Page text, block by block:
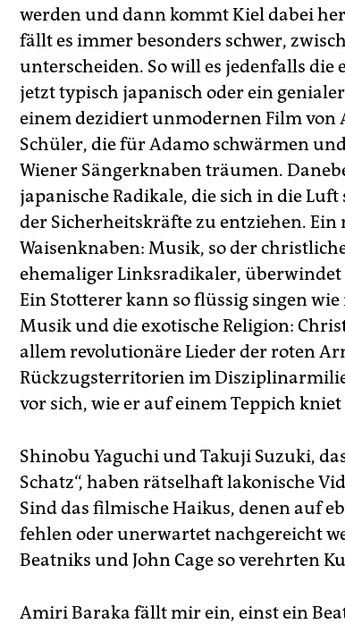
werden und dann kommt Kiel dabei
fällt es immer besonders schwer,
unterscheiden. So will es jedenfalls die
jetzt typisch japanisch oder ein
einem dezidiert unmodernen Film von
Schüler, die für Adamo schwärmen
Wiener Sängerknaben träumen.
japanische Radikale, die sich in die
der Sicherheitskräfte zu entziehen.
Waisenknaben: Musik, so der
ehemaliger Linksradikaler, überwindet
Ein Stotterer kann so flüssig singen
Musik und die exotische Religion:
allem revolutionäre Lieder der roten
Rückzugsterritorien im
vor sich, wie er auf einem Teppich
Shinobu Yaguchi und Takuji Suzuki,
Schatz“, haben rätselhaft lakonische
Sind das filmische Haikus, denen auf
fehlen oder unerwartet nachgereicht
Beatniks und John Cage so verehrten
Amiri Baraka fällt mir ein, einst ein